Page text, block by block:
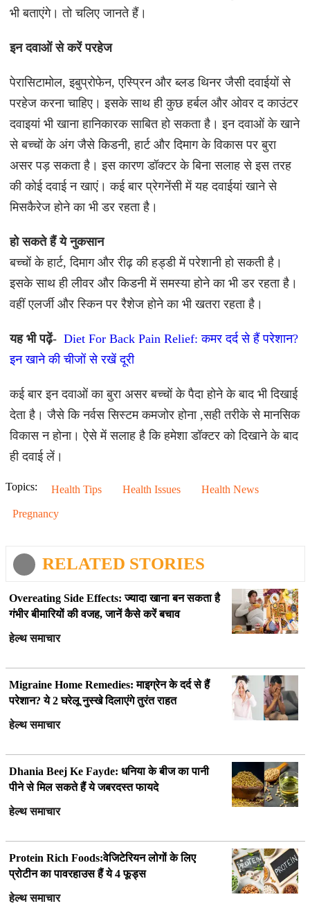
भी बताएंगे। तो चलिए जानते हैं।
इन दवाओं से करें परहेज
पेरासिटामोल, इबुप्रोफेन, एस्प्रिन और ब्लड थिनर जैसी दवाईयों से
परहेज करना चाहिए। इसके साथ ही कुछ हर्बल और ओवर द काउंटर
दवाइयां भी खाना हानिकारक साबित हो सकता है। इन दवाओं के खाने
से बच्चों के अंग जैसे किडनी, हार्ट और दिमाग के विकास पर बुरा
असर पड़ सकता है। इस कारण डॉक्टर के बिना सलाह से इस तरह
की कोई दवाई न खाएं। कई बार प्रेगनेंसी में यह दवाईयां खाने से
मिसकैरेज होने का भी डर रहता है।
हो सकते हैं ये नुकसान
बच्चों के हार्ट, दिमाग और रीढ़ की हड्डी में परेशानी हो सकती है।
इसके साथ ही लीवर और किडनी में समस्या होने का भी डर रहता है।
वहीं एलर्जी और स्किन पर रैशेज होने का भी खतरा रहता है।
यह भी पढ़ें- Diet For Back Pain Relief: कमर दर्द से हैं परेशान?
इन खाने की चीजों से रखें दूरी
कई बार इन दवाओं का बुरा असर बच्चों के पैदा होने के बाद भी दिखाई
देता है। जैसे कि नर्वस सिस्टम कमजोर होना ,सही तरीके से मानसिक
विकास न होना। ऐसे में सलाह है कि हमेशा डॉक्टर को दिखाने के बाद
ही दवाई लें।
Topics: Health Tips Health Issues Health News
Pregnancy
RELATED STORIES
Overeating Side Effects: ज्यादा खाना बन सकता है
गंभीर बीमारियों की वजह, जानें कैसे करें बचाव
हेल्थ समाचार
Migraine Home Remedies: माइग्रेन के दर्द से हैं
परेशान? ये 2 घरेलू नुस्खे दिलाएंगे तुरंत राहत
हेल्थ समाचार
Dhania Beej Ke Fayde: धनिया के बीज का पानी
पीने से मिल सकते हैं ये जबरदस्त फायदे
हेल्थ समाचार
Protein Rich Foods:वेजिटेरियन लोगों के लिए
प्रोटीन का पावरहाउस हैं ये 4 फूड्स
हेल्थ समाचार